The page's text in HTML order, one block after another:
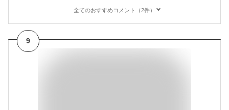
全てのおすすめコメント（2件）
9